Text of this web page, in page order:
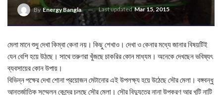
By Energy Bangla Last updatedMar 15, 2015
মেলা মানে শুধু দেখা কিম্বা কেনা নয়। কিছু শেখাও। দেখা ও কেনার মধ্যে জানার বিষয়টিই
যেন বেশি হয়ে উঠছে। সাথে তরুণরা খুঁজছে চাকরির কোন মাধ্যম। অনেকে দেখছেন ভবিষ্যৎ
ব্যবসায়ের কোন উপায়।
বিভিন্ন পক্ষের দেখা শোনা প্রয়োজন মেটানোর এই উপলক্ষ্য হয়ে উঠেছে সৌর মেলা। বঙ্গবন্ধু
আন্তর্জাতিক সম্মেলন কেন্দ্রে চলছে সৌর মেলা। সৌর বিদ্যুতের নানা উপকরণ আর খুটি নাটি